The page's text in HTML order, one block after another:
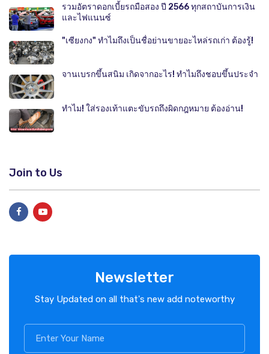
รวมอัตราดอกเบี้ยรถมือสอง ปี 2566 ทุกสถาบันการเงิน
และไฟแนนซ์
"เซียงกง" ทำไมถึงเป็นชื่อย่านขายอะไหล่รถเก่า ต้องรู้!
จานเบรกขึ้นสนิม เกิดจากอะไร! ทำไมถึงชอบขึ้นประจำ
ทำไม! ใส่รองเท้าแตะขับรถถึงผิดกฎหมาย ต้องอ่าน!
Join to Us
Newsletter
Stay Updated on all that's new add noteworthy